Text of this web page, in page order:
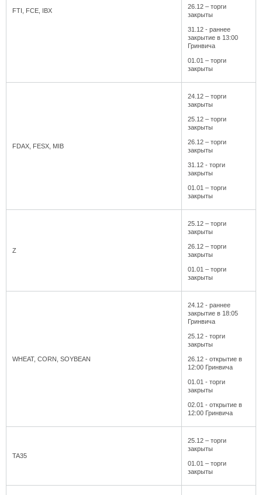
FTI, FCE, IBX
26.12 – торги
закрыты
31.12 - раннее
закрытие в 13:00
Гринвича
01.01 – торги
закрыты
FDAX, FESX, MIB
24.12 – торги
закрыты
25.12 – торги
закрыты
26.12 – торги
закрыты
31.12 - торги
закрыты
01.01 – торги
закрыты
Z
25.12 – торги
закрыты
26.12 – торги
закрыты
01.01 – торги
закрыты
WHEAT, CORN, SOYBEAN
24.12 - раннее
закрытие в 18:05
Гринвича
25.12 - торги
закрыты
26.12 - открытие в
12:00 Гринвича
01.01 - торги
закрыты
02.01 - открытие в
12:00 Гринвича
TA35
25.12 – торги
закрыты
01.01 – торги
закрыты